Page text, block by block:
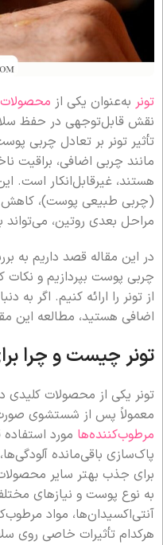
تونر به‌عنوان یکی از
نقش قابل‌توجهی در حفظ
تأثیر تونر بر تعادل چربی
مانند چربی اضافی، براقیت
هستند، غیرقابل‌انکار است.
(چربی طبیعی پوست)، کاهش
مراحل بعدی روتین،
در این مقاله قصد داریم به
چربی پوست بپردازیم و
از تونر را ارائه کنیم. اگر
اضافی هستید، مطالعه این
تونر چیست و چرا
تونر یکی از محصولات
معمولاً پس از شستشوی صورت
مرطوب‌کننده‌ها مورد
برای جذب بهتر سایر
به نوع پوست و نیازهای
آنتی‌اکسیدان‌ها، مواد
هرکدام تأثیرات خاصی روی